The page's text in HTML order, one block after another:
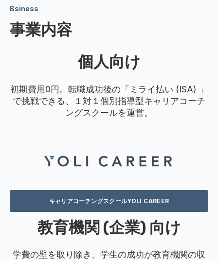
Bsiness
事業内容
個人向け
初期費用0円。転職成功後の「ミライ払い (ISA) 」
で挑戦できる、１対１個別指導型キャリアコーチ
ングスクールを運営。
キャリアコーチングスクールYOLI CAREER
教育機関 (企業) 向け
学費の壁を取り除き、学生の成功が教育機関の収